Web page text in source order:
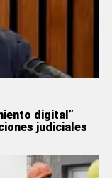
digital”
judiciales